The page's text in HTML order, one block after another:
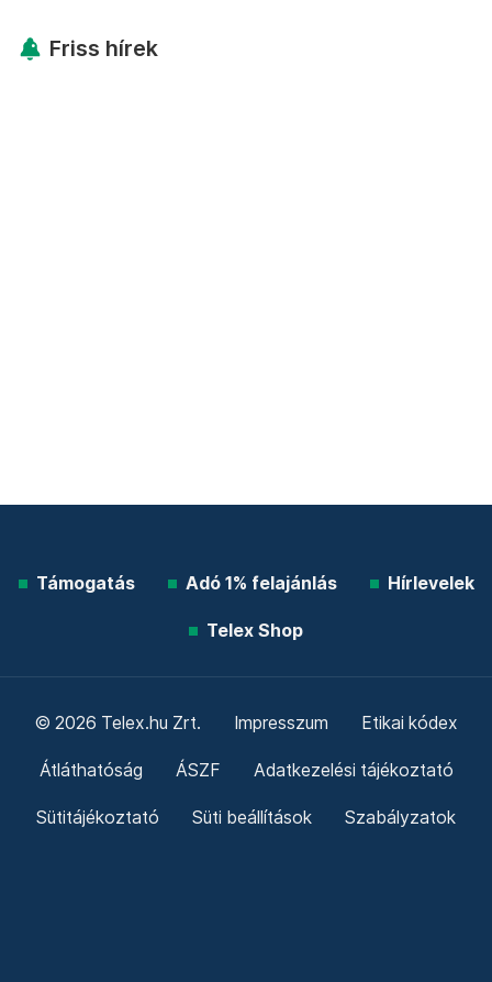
Friss hírek
Támogatás Adó 1% felajánlás Hírlevelek
Telex Shop
© 2026 Telex.hu Zrt. Impresszum Etikai kódex
Átláthatóság ÁSZF Adatkezelési tájékoztató
Sütitájékoztató Süti beállítások Szabályzatok